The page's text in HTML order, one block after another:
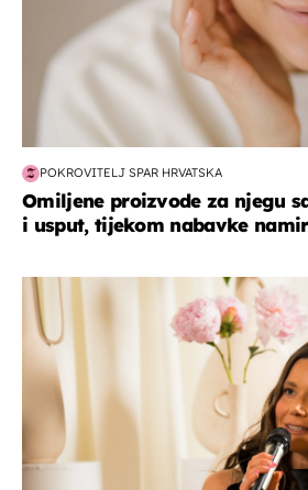
POKROVITELJ SPAR HRVATSKA
Omiljene proizvode za njegu
i usput, tijekom nabavke
moda & ljepota